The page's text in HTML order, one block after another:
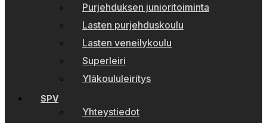
Purjehduksen junioritoiminta
Lasten purjehduskoulu
Lasten veneilykoulu
Superleiri
Yläkoululeiritys
SPV
Yhteystiedot